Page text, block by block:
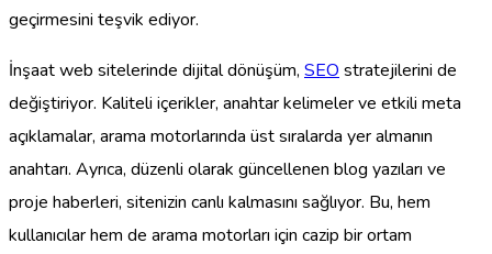
geçirmesini teşvik ediyor.
İnşaat web sitelerinde dijital dönüşüm, SEO stratejilerini de
değiştiriyor. Kaliteli içerikler, anahtar kelimeler ve etkili meta
açıklamalar, arama motorlarında üst sıralarda yer almanın
anahtarı. Ayrıca, düzenli olarak güncellenen blog yazıları ve
proje haberleri, sitenizin canlı kalmasını sağlıyor. Bu, hem
kullanıcılar hem de arama motorları için cazip bir ortam